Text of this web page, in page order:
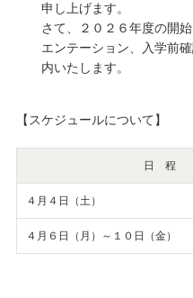
学友会クラブ
申し上げます。
さて、２０２６年度の開
エンテーション、入学前
内いたします。
【スケジュールについて】
日 程
４月４日（土）
４月６日（月）～１０日（金）